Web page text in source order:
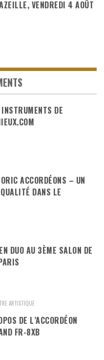
VENDREDI 4 AOÛT
DE
ACCORDÉONS – UN
DANS LE
DUO AU 3ÈME SALON DE
ARTISTIQUE
DE L’ACCORDÉON
FR-8XB